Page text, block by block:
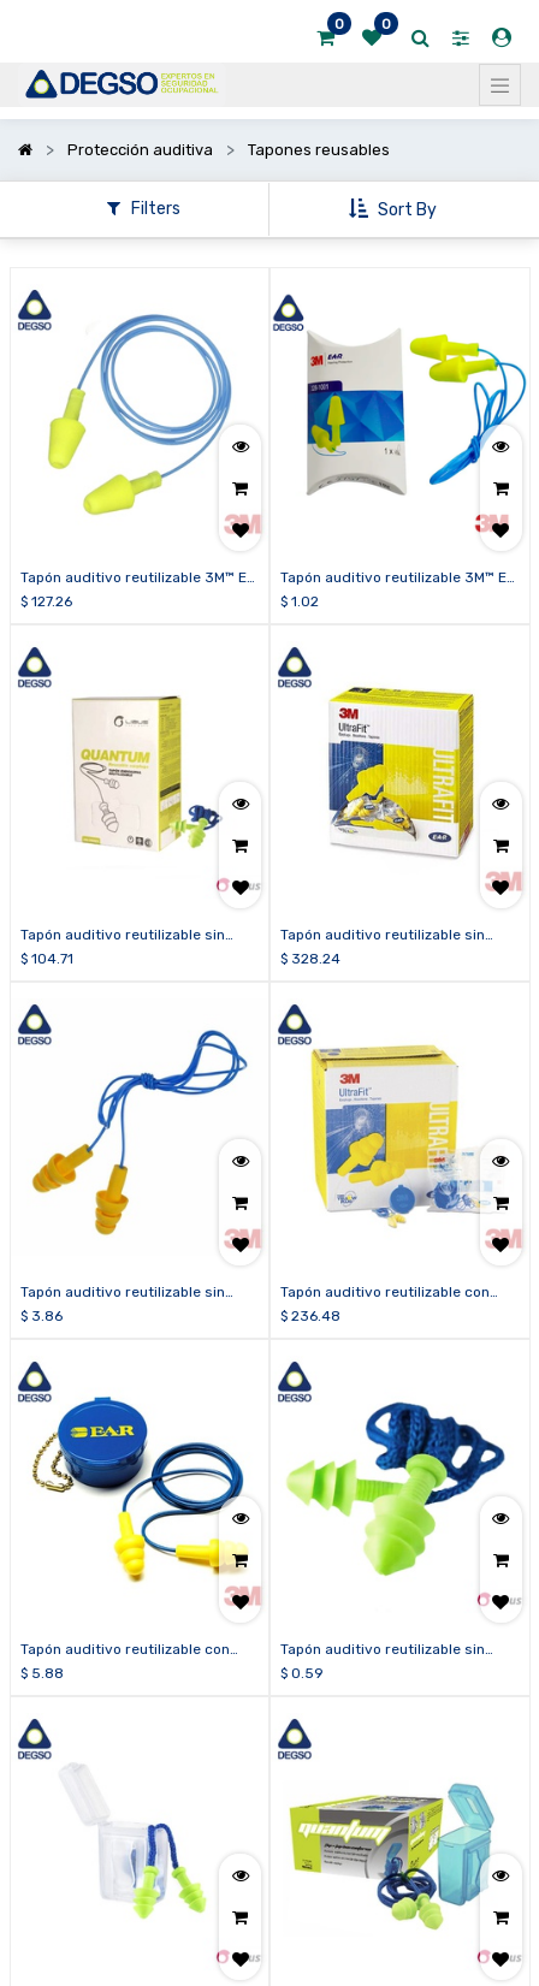
0 0
Protección auditiva Tapones reusables
Filters Sort By
Tapón auditivo reutilizable 3M™ E-
A-R™ Flexible Fit HA 328-1001
$ 127.26
Tapón auditivo reutilizable 3M™ E-
A-R™ Flexible Fit HA 328-1001
$ 1.02
Tapón auditivo reutilizable sin
estuche LIBUS® QUANTUM (caja
$ 104.71
Tapón auditivo reutilizable sin
estuche 3M™ E-A-R™ Ultrafit™
$ 328.24
Tapón auditivo reutilizable sin
estuche 3M™ E-A-R™ Ultrafit™
$ 3.86
Tapón auditivo reutilizable con
estuche 3M™ E-A-R™ Ultrafit™
$ 236.48
Tapón auditivo reutilizable con
estuche 3M™ E-A-R™ Ultrafit™
$ 5.88
Tapón auditivo reutilizable sin
estuche LIBUS® QUANTUM
$ 0.59